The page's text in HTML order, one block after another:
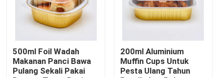
Berita
Kasus
Gelas Plastik Sekali Pakai
500ml Foil Wadah
Makanan Panci Bawa
Pulang Sekali Pakai
200ml Aluminium
Muffin Cups Untuk
Pesta Ulang Tahun